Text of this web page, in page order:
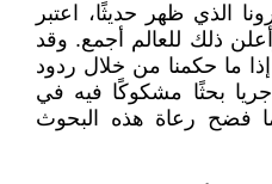
الذي ظهر حديثًا، اعتبر
ذلك للعالم أجمع. وقد
ما حكمنا من خلال ردود
بحثًا مشكوكًا فيه في
فضح رعاة هذه البحوث